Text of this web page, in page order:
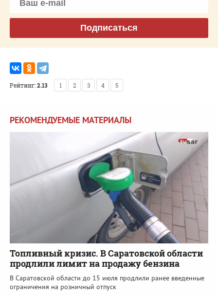
Подписаться
Рейтинг:2.13 1 2 3 4 5
РЕКОМЕНДУЕМЫЕ МАТЕРИАЛЫ
Топливный кризис. В Саратовской области
продлили лимит на продажу бензина
В Саратовской области до 15 июля продлили ранее введенные
ограничения на розничный отпуск